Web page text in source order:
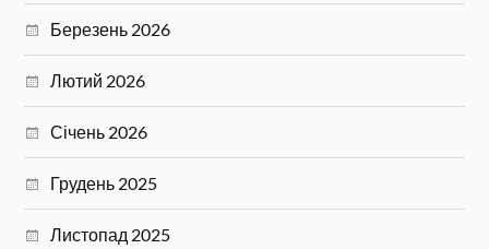
Березень 2026
Лютий 2026
Січень 2026
Грудень 2025
Листопад 2025